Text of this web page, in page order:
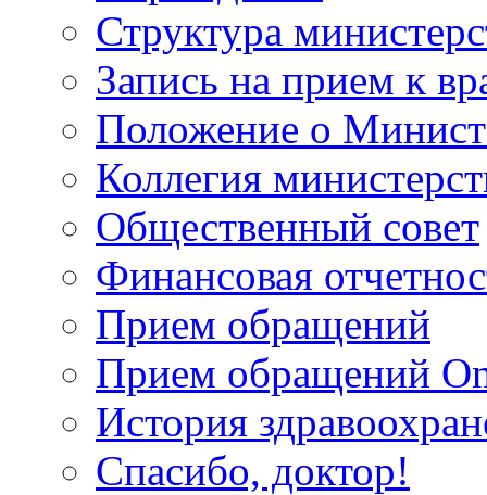
Структура
Запись на прием к
Положение о
Коллегия
Общественный совет
Финансовая
Прием обращений
Прием обращений
История
Спасибо, доктор!